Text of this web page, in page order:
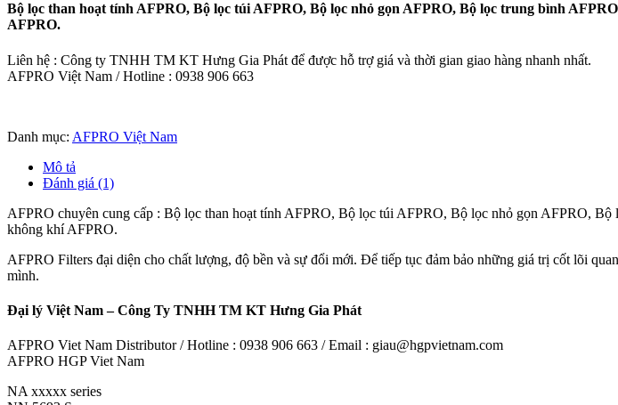
Bộ lọc than hoạt tính AFPRO, Bộ lọc túi AFPRO, Bộ lọc nhỏ gọn AFPRO, Bộ lọc trung bình
AFPRO.
Liên hệ : Công ty TNHH TM KT Hưng Gia Phát để được hỗ trợ giá và thời gian giao hàng nhanh nhất.
AFPRO Việt Nam / Hotline : 0938 906 663
Danh mục: AFPRO Việt Nam
Mô tả
Đánh giá (1)
AFPRO chuyên cung cấp : Bộ lọc than hoạt tính AFPRO, Bộ lọc túi AFPRO, Bộ lọc nhỏ gọn AFPRO,
không khí AFPRO.
AFPRO Filters đại diện cho chất lượng, độ bền và sự đổi mới. Để tiếp tục đảm bảo những giá trị cốt lõi
mình.
Đại lý Việt Nam – Công Ty TNHH TM KT Hưng Gia Phát
AFPRO Viet Nam Distributor / Hotline : 0938 906 663 / Email : giau@hgpvietnam.com
AFPRO HGP Viet Nam
NA xxxxx series